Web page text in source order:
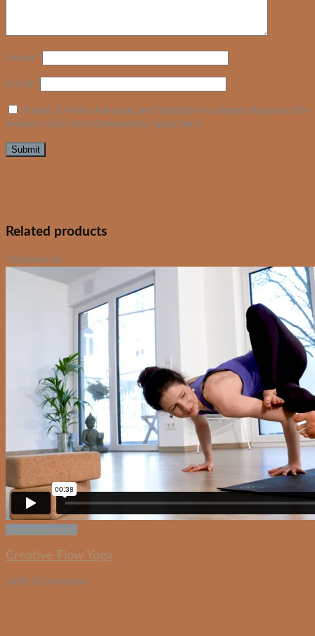
Name *
Email *
Name, E-Mail-Adresse und Website in diesem Browser für
meinen nächsten Kommentar speichern.
Related products
Videoserien
Schnellansicht
Creative Flow Yoga
3std 50 minuten